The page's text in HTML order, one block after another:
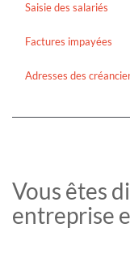
Saisie des salariés
Factures impayées
Adresses des
Vous êtes
entreprise